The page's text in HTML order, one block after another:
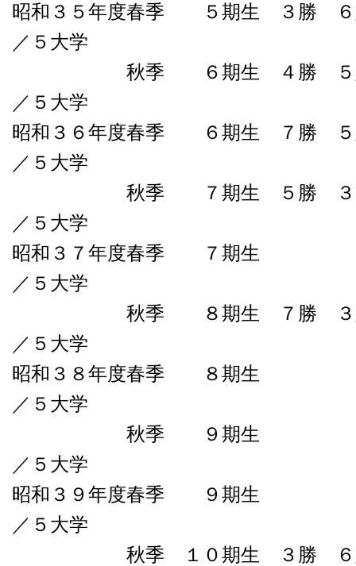
昭和３５年度春季 ５期生 ３勝
／５大学
秋季 ６期生 ４勝 ５敗
／５大学
昭和３６年度春季 ６期生 ７勝
／５大学
秋季 ７期生 ５勝 ３負
／５大学
昭和３７年度春季
／５大学
秋季 ８期生 ７勝 ３敗
／５大学
昭和３８年度春季
／５大学
秋季 ９
／５大学
昭和３９年度春
／５大学
秋季 １０期生 ３勝 ６敗